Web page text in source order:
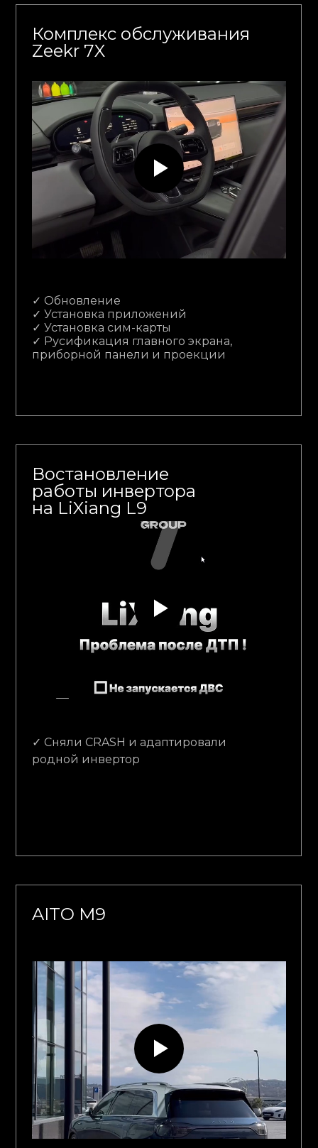
Комплекс обслуживания
Zeekr 7X
✓ Обновление
✓ Установка приложений
✓ Установка сим-карты
✓ Русификация главного экрана,
приборной панели и проекции
Востановление
работы инвертора
на LiXiang L9
✓ Сняли CRASH и адаптировали
родной инвертор
AITO M9